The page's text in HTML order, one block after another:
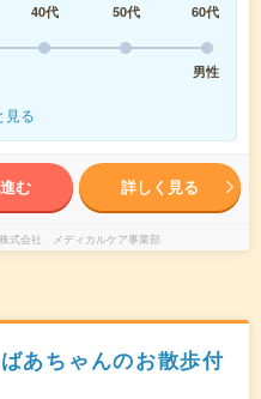
40代 50代
60代
男性
見る
む 詳しく見る
式会社 メディカルケア事業部
あちゃんのお散歩付